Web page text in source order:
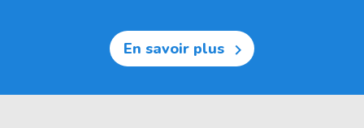
En savoir plus 